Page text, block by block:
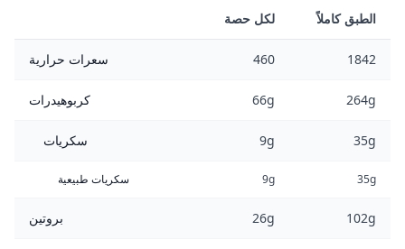
لكل حصة الطبق كاملاً
سعرات حرارية 460 1842
كربوهيدرات 66g 264g
سكريات 9g 35g
سكريات طبيعية 9g 35g
بروتين 26g 102g